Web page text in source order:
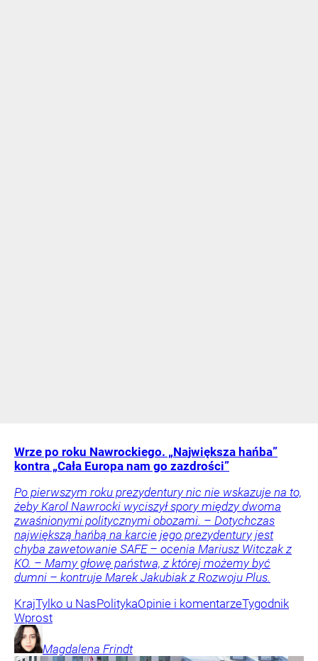
Wrze po roku Nawrockiego. „Największa hańba”
kontra „Cała Europa nam go zazdrości”
Po pierwszym roku prezydentury nic nie wskazuje na to,
żeby Karol Nawrocki wyciszył spory między dwoma
zwaśnionymi politycznymi obozami. – Dotychczas
największą hańbą na karcie jego prezydentury jest
chyba zawetowanie SAFE – ocenia Mariusz Witczak z
KO. – Mamy głowę państwa, z której możemy być
dumni – kontruje Marek Jakubiak z Rozwoju Plus.
KrajTylko u NasPolitykaOpinie i komentarzeTygodnik
Wprost
Magdalena Frindt